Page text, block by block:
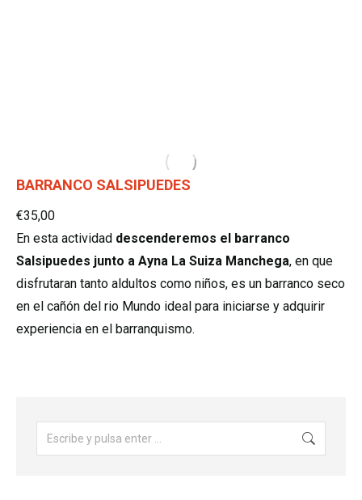
BARRANCO SALSIPUEDES
€35,00
En esta actividad descenderemos el barranco
Salsipuedes junto a Ayna La Suiza Manchega, en que
disfrutaran tanto aldultos como niños, es un barranco seco
en el cañón del rio Mundo ideal para iniciarse y adquirir
experiencia en el barranquismo.